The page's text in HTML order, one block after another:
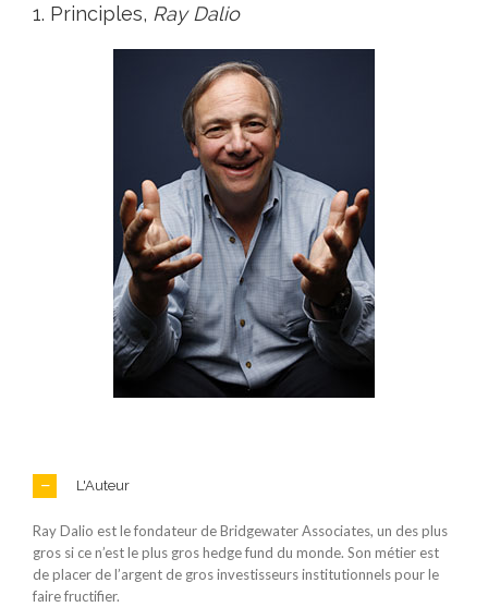
1. Principles, Ray Dalio
L'Auteur
Ray Dalio est le fondateur de Bridgewater Associates, un des plus
gros si ce n’est le plus gros hedge fund du monde. Son métier est
de placer de l’argent de gros investisseurs institutionnels pour le
faire fructifier.